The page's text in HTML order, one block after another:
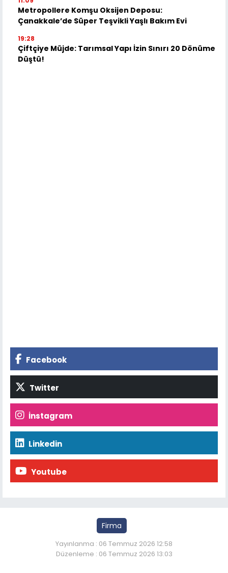
Metropollere Komşu Oksijen Deposu:
Çanakkale’de Süper Teşvikli Yaşlı Bakım Evi
19:28
Çiftçiye Müjde: Tarımsal Yapı İzin Sınırı 20 Dönüme
Düştü!
Facebook
Twitter
İnstagram
Linkedin
Youtube
Firma
Yayınlanma : 06 Temmuz 2026 12:58
Düzenleme : 06 Temmuz 2026 13:03